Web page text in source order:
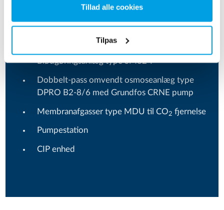
Tillad alle cookies
Tilpas
Ledningsevne: < 5 μS/cm
Blødgøringsanlæg type SM82-F
Dobbelt-pass omvendt osmoseanlæg type
DPRO B2-8/6 med Grundfos CRNE pump
Membranafgasser type MDU til CO2 fjernelse
Pumpestation
CIP enhed